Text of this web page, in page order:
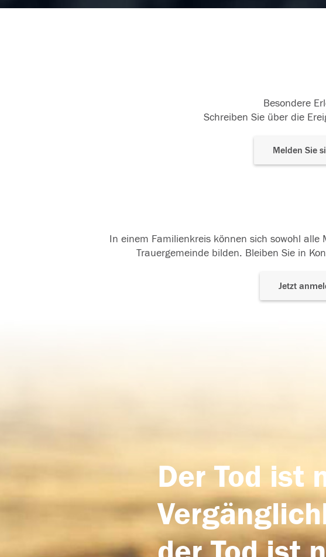
Besondere
Schreiben Sie über die
Melden Sie
In einem Familienkreis können sich sowohl
Trauergemeinde bilden. Bleiben Sie in
Jetzt
Der Tod ist